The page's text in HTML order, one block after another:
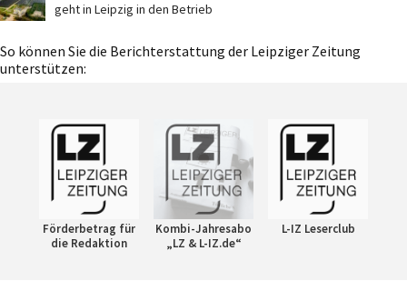
geht in Leipzig in den Betrieb
So können Sie die Berichterstattung der Leipziger Zeitung
unterstützen:
Förderbetrag für
die Redaktion
Kombi-Jahresabo
„LZ & L-IZ.de“
L-IZ Leserclub